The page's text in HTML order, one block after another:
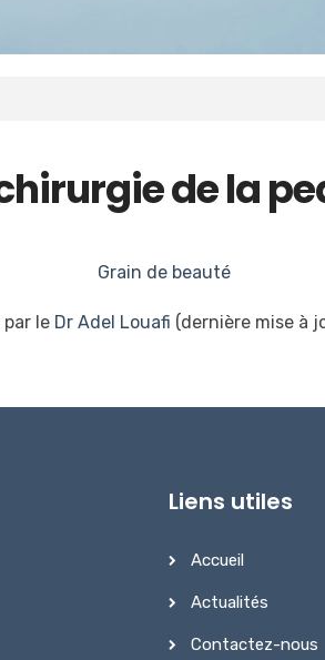
de la
Grain de beauté
le Dr Adel Louafi (dernière mise à
Liens utiles
Accueil
Actualités
Contactez-nous